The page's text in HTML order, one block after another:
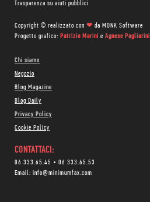
Trasparenza su aiuti pubblici
Copyright © realizzato con ❤ da MONK Software
Progetto grafico: Patrizio Marini e Agnese Pagliarini
Chi siamo
Negozio
Blog Magazine
Blog Daily
Privacy Policy
Cookie Policy
CONTATTACI:
06 333.65.45 • 06 333.65.53
Email: info@minimumfax.com